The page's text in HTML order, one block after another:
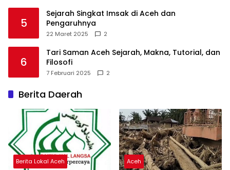
5
Sejarah Singkat Imsak di Aceh dan
Pengaruhnya
22 Maret 2025 2
6
Tari Saman Aceh Sejarah, Makna, Tutorial, dan
Filosofi
7 Februari 2025 2
Berita Daerah
Berita Lokal Aceh Aceh